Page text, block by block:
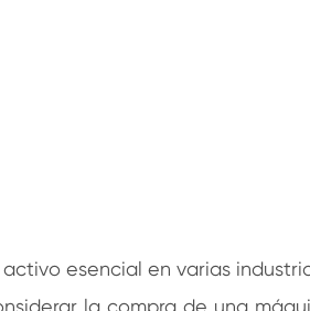
esencial en varias
la compra de una